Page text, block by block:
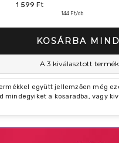
1 599 Ft
144 Ft/db
KOSÁRBA
A 3 kiválasztott termék
együtt jellemzően még
mindegyiket a kosaradba, vagy